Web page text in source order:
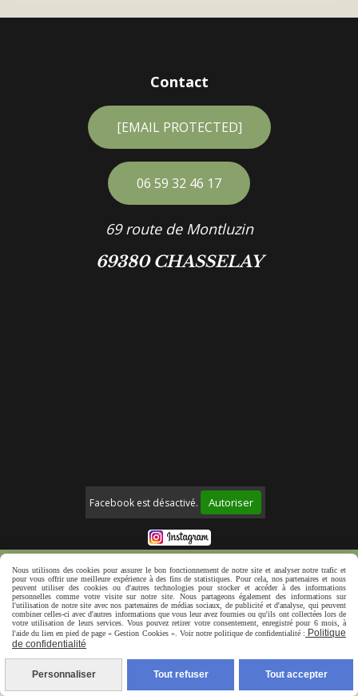
Contact
[EMAIL PROTECTED]
06 59 32 46 17
69 route de Montluzin
69380 CHASSELAY
Facebook est désactivé. Autoriser
Mentions Légales
Politique de confidentialité
Créer un site web
Nous utilisons des cookies pour assurer le bon fonctionnement de notre site et analyser notre trafic et
pour vous offrir une meilleure expérience à des fins de statistiques. Pour cela, nos partenaires et nous
peuvent utiliser des cookies ou d'autres technologies pour stocker et accéder à des informations
personnelles comme votre visite sur notre site. Nous partageons également des informations sur
l'utilisation de notre site avec nos partenaires de médias sociaux, de publicité et d'analyse, qui peuvent
combiner celles-ci avec d'autres informations que vous leur avez fournies ou qu'ils ont collectées lors de
votre utilisation de leurs services. Vous pouvez retirer votre consentement, enregistré pour 6 mois, à
l'aide du lien en pied de page « Gestion Cookies ». Voir notre politique de confidentialité : Politique
de confidentialité
Personnaliser Tout refuser Tout accepter